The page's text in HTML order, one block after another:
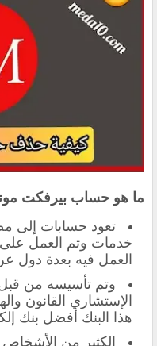
ما هو حساب بيرفكت
تعود حسابات إلى
العمل فيه بعدة دول
وتم تأسيسه من
الإستشاري القانون
هذا البنك أفضل بنك
الكثير من الأشخاص